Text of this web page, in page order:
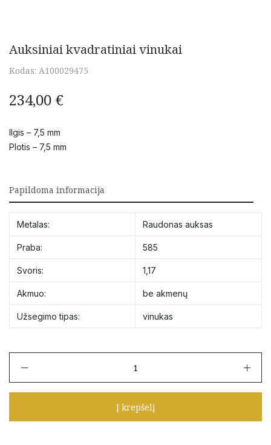
Auksiniai kvadratiniai vinukai
Kodas: A100029475
234,00 €
Ilgis – 7,5 mm
Plotis – 7,5 mm
Papildoma informacija
Metalas: Raudonas auksas
Praba: 585
Svoris: 1,17
Akmuo: be akmenų
Užsegimo tipas: vinukas
Auksiniai
Į krepšelį